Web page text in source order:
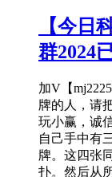
【今日
群2024
加V【
牌的人，请
玩小赢，诚
自己手中有
牌。这四张
扑。然后从